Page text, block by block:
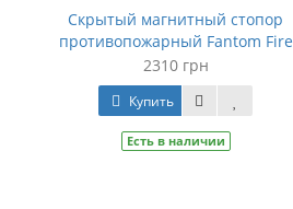
Скрытый магнитный стопор
противопожарный Fantom Fire
2310 грн
Купить
Есть в наличии